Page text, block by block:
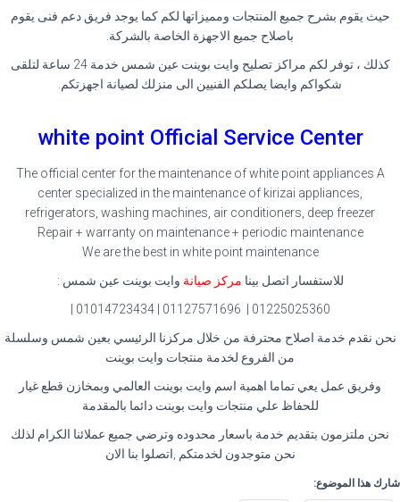
حيث يقوم بشرح جميع المنتجات ومميزاتها لكم كما يوجد فريق دعم فنى يقوم
باصلاح جميع الاجهزة الخاصة بالشركة.
كذلك ، توفر لكم مراكز تصليح وايت بوينت عين شمس خدمة 24 ساعة لتلقى
شكواكم وايضا يصلكم الفنيين الى منزلك لصيانة اجهزتكم.
white point Official Service Center
The official center for the maintenance of white point appliances A
center specialized in the maintenance of kirizai appliances,
refrigerators, washing machines, air conditioners, deep freezer
Repair + warranty on maintenance + periodic maintenance
We are the best in white point maintenance
للاستفسار اتصل بينا مركز صيانة وايت بوينت عين شمس :
01225025360 | 01127571696 | 01014723434 |
نحن نقدم خدمة اصلاح محترفة من خلال مركزنا الرئيسي بعين شمس وسلسلة
من الفروع لخدمة منتجات وايت بوينت
وفريق عمل يعي تماما اهمية اسم وايت بوينت العالمي وبمخازن قطع غيار
للحفاظ علي منتجات وايت بوينت دائما بالمقدمة
نحن ملتزمون بتقديم خدمة باسعار محدوده وترضي جميع عملائنا الكرام لذلك
نحن متوجدون لخدمتكم ,اتصلوا بنا الان
شارك هذا الموضوع: